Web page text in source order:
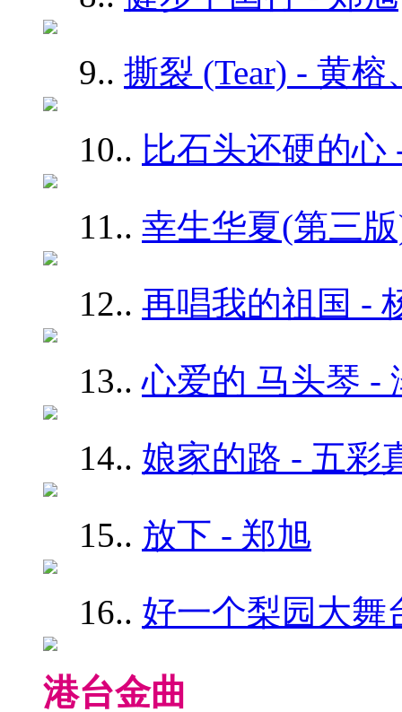
9.. 撕裂 (Tear) - 黄榕
10.. 比石头还硬的心
11.. 幸生华夏(第三
12.. 再唱我的祖国 -
13..心爱的 马头琴 -
14.. 娘家的路 - 五彩
15.. 放下 - 郑旭
16.. 好一个梨园大舞
港台金曲